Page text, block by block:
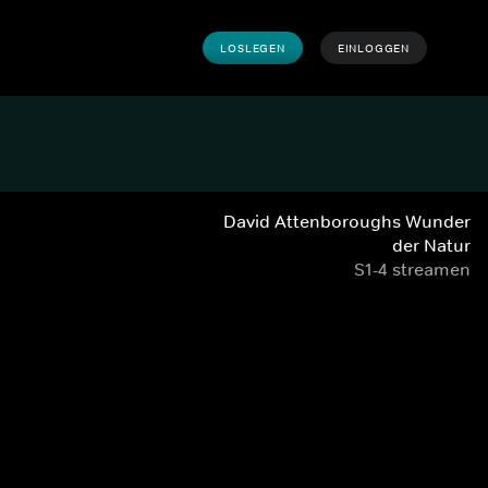
LOSLEGEN EINLOGGEN
David Attenboroughs Wunder
der Natur
S1-4 streamen